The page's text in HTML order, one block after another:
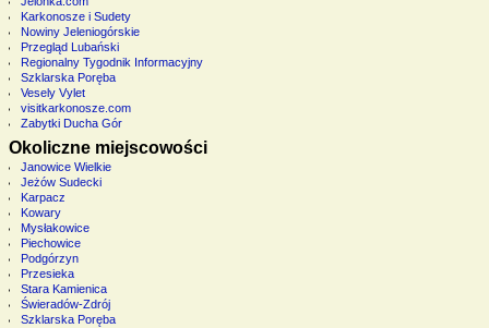
Karkonosze i Sudety
Nowiny Jeleniogórskie
Przegląd Lubański
Regionalny Tygodnik Informacyjny
Szklarska Poręba
Vesely Vylet
visitkarkonosze.com
Zabytki Ducha Gór
Okoliczne miejscowości
Janowice Wielkie
Jeżów Sudecki
Karpacz
Kowary
Mysłakowice
Piechowice
Podgórzyn
Przesieka
Stara Kamienica
Świeradów-Zdrój
Szklarska Poręba